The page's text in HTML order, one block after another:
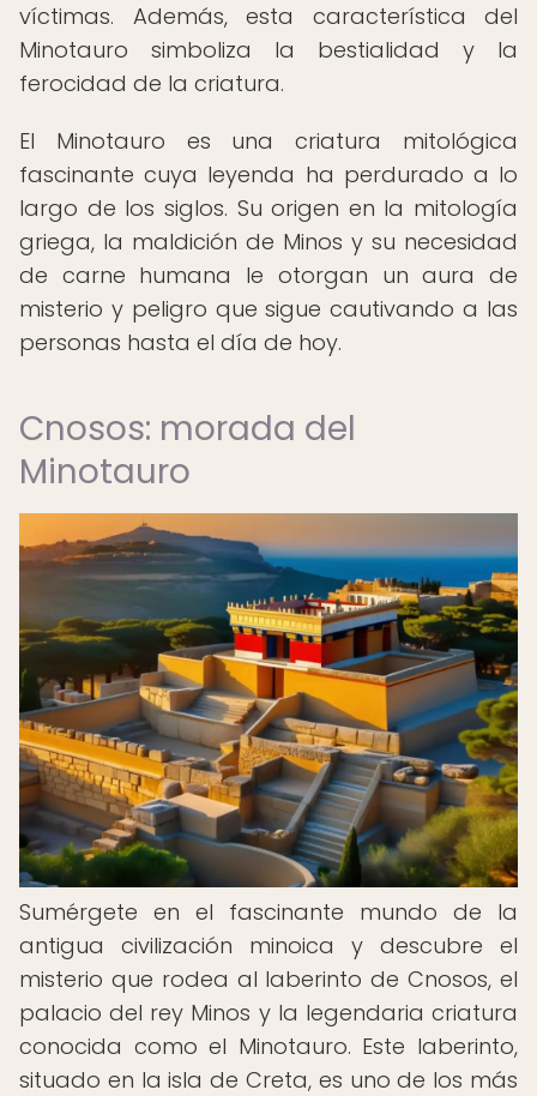
víctimas. Además, esta característica del
Minotauro simboliza la bestialidad y la
ferocidad de la criatura.
El Minotauro es una criatura mitológica
fascinante cuya leyenda ha perdurado a lo
largo de los siglos. Su origen en la mitología
griega, la maldición de Minos y su necesidad
de carne humana le otorgan un aura de
misterio y peligro que sigue cautivando a las
personas hasta el día de hoy.
Cnosos: morada del
Minotauro
Sumérgete en el fascinante mundo de la
antigua civilización minoica y descubre el
misterio que rodea al laberinto de Cnosos, el
palacio del rey Minos y la legendaria criatura
conocida como el Minotauro. Este laberinto,
situado en la isla de Creta, es uno de los más